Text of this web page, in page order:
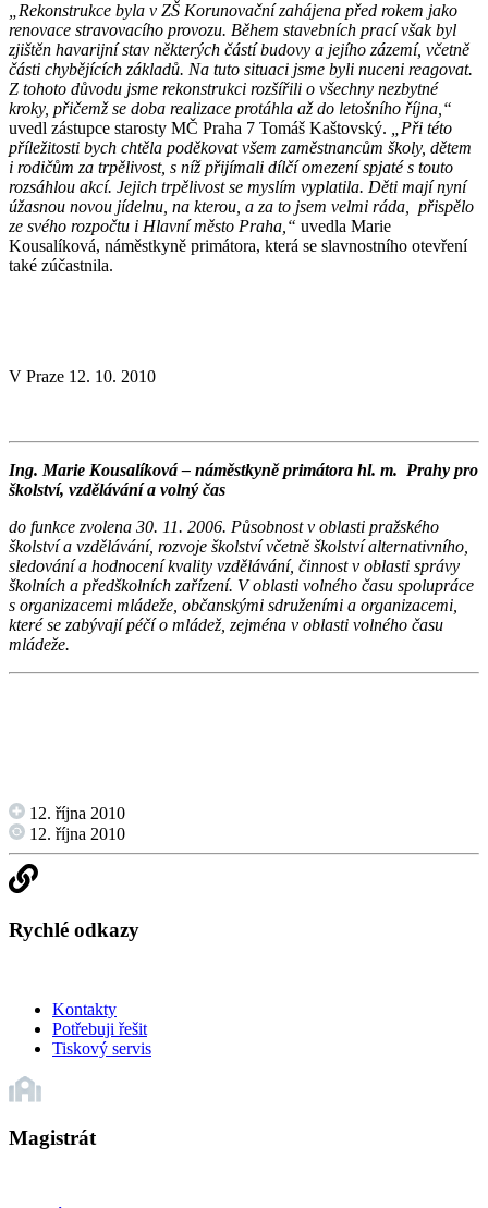
„Rekonstrukce byla v ZŠ Korunovační zahájena před rokem jako
renovace stravovacího provozu. Během stavebních prací však byl
zjištěn havarijní stav některých částí budovy a jejího zázemí, včetně
části chybějících základů. Na tuto situaci jsme byli nuceni reagovat.
Z tohoto důvodu jsme rekonstrukci rozšířili o všechny nezbytné
kroky, přičemž se doba realizace protáhla až do letošního října,“
uvedl zástupce starosty MČ Praha 7 Tomáš Kaštovský. „Při této
příležitosti bych chtěla poděkovat všem zaměstnancům školy, dětem
i rodičům za trpělivost, s níž přijímali dílčí omezení spjaté s touto
rozsáhlou akcí. Jejich trpělivost se myslím vyplatila. Děti mají nyní
úžasnou novou jídelnu, na kterou, a za to jsem velmi ráda, přispělo
ze svého rozpočtu i Hlavní město Praha,“ uvedla Marie
Kousalíková, náměstkyně primátora, která se slavnostního otevření
také zúčastnila.
V Praze 12. 10. 2010
Ing. Marie Kousalíková – náměstkyně primátora hl. m. Prahy pro
školství, vzdělávání a volný čas
do funkce zvolena 30. 11. 2006. Působnost v oblasti pražského
školství a vzdělávání, rozvoje školství včetně školství alternativního,
sledování a hodnocení kvality vzdělávání, činnost v oblasti správy
školních a předškolních zařízení. V oblasti volného času spolupráce
s organizacemi mládeže, občanskými sdruženími a organizacemi,
které se zabývají péčí o mládež, zejména v oblasti volného času
mládeže.
12. října 2010
12. října 2010
Rychlé odkazy
Kontakty
Potřebuji řešit
Tiskový servis
Magistrát